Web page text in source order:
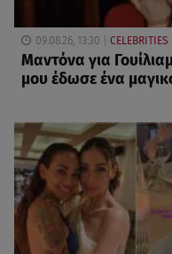
09.08.26, 13:30
Μαντόνα για
μου έδωσε ένα